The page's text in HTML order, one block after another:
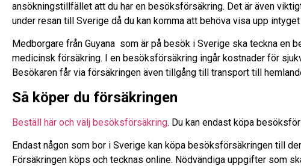
ansökningstillfället att du har en besöksförsäkring. Det är även
under resan till Sverige då du kan komma att behöva visa upp
Medborgare från Guyana som är på besök i Sverige ska teckna en
medicinsk försäkring. I en besöksförsäkring ingår kostnader för
Besökaren får via försäkringen även tillgång till transport till
Så köper du försäkringen
Beställ här och välj besöksförsäkring. Du kan endast köpa
Endast någon som bor i Sverige kan köpa besöksförsäkringen till
Försäkringen köps och tecknas online. Nödvändiga uppgifter som